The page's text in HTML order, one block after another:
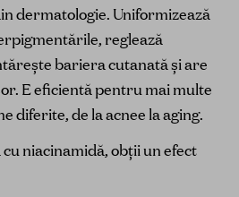
dermatologie. Uniformizează
reglează
bariera cutanată și are
E eficientă pentru mai multe
diferite, de la acnee la aging.
niacinamidă, obții un efect